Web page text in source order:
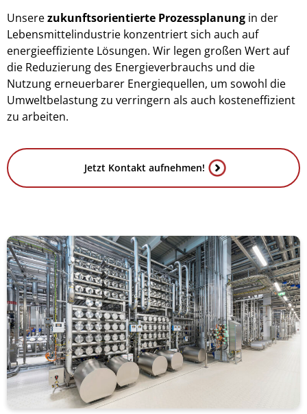
Unserezukunftsorientierte Prozessplanung in der
Lebensmittelindustrie konzentriert sich auch auf
energieeffiziente Lösungen. Wir legen großen Wert auf
die Reduzierung des Energieverbrauchs und die
Nutzung erneuerbarer Energiequellen, um sowohl die
Umweltbelastung zu verringern als auch kosteneffizient
zu arbeiten.
Jetzt Kontakt aufnehmen!